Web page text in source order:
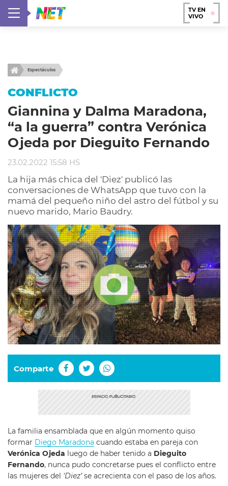
TV EN
VIVO
Espectáculos
CONFLICTO
Giannina y Dalma Maradona,
“a la guerra” contra Verónica
Ojeda por Dieguito Fernando
23.02.2022 15:58 HS
La hija más chica del 'Diez' publicó las
conversaciones de WhatsApp que tuvo con la
mamá del pequeño niño del astro del fútbol y su
nuevo marido, Mario Baudry.
Comparte
La familia ensamblada que en algún momento quiso
formar Diego Maradona cuando estaba en pareja con
Verónica Ojeda luego de haber tenido a Dieguito
Fernando, nunca pudo concretarse pues el conflicto entre
las mujeres del ‘Diez’se acrecienta con el paso de los años.